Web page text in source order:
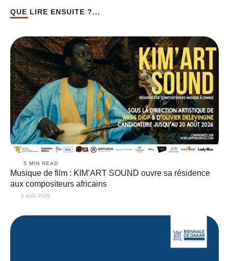
QUE LIRE ENSUITE ?...
5 MIN READ
Musique de film : KIM’ART SOUND ouvre sa résidence
aux compositeurs africains
4 août 2026